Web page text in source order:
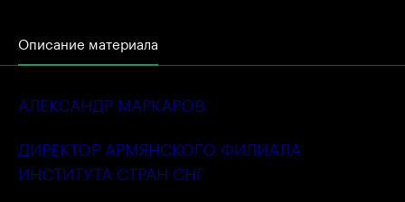
Описание материала
АЛЕКСАНДР МАРКАРОВ
ДИРЕКТОР АРМЯНСКОГО ФИЛИАЛА
ИНСТИТУТА СТРАН СНГ